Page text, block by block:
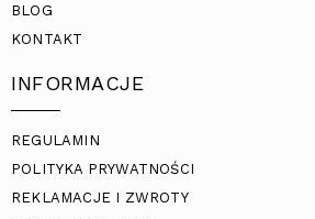
BLOG
KONTAKT
INFORMACJE
REGULAMIN
POLITYKA PRYWATNOŚCI
REKLAMACJE I ZWROTY